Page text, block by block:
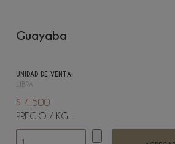
Guayaba
UNIDAD DE VENTA:
LIBRA
$ 4.500
PRECIO / KG: